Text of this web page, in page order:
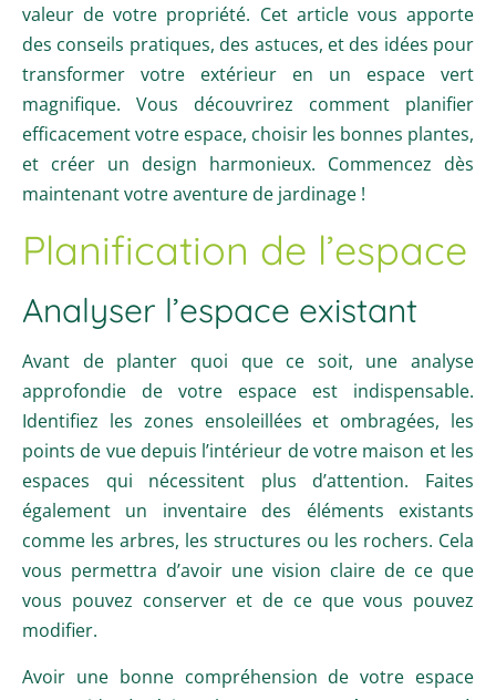
valeur de votre propriété. Cet article vous apporte
des conseils pratiques, des astuces, et des idées pour
transformer votre extérieur en un espace vert
magnifique. Vous découvrirez comment planifier
efficacement votre espace, choisir les bonnes plantes,
et créer un design harmonieux. Commencez dès
maintenant votre aventure de jardinage !
Planification de l’espace
Analyser l’espace existant
Avant de planter quoi que ce soit, une analyse
approfondie de votre espace est indispensable.
Identifiez les zones ensoleillées et ombragées, les
points de vue depuis l’intérieur de votre maison et les
espaces qui nécessitent plus d’attention. Faites
également un inventaire des éléments existants
comme les arbres, les structures ou les rochers. Cela
vous permettra d’avoir une vision claire de ce que
vous pouvez conserver et de ce que vous pouvez
modifier.
Avoir une bonne compréhension de votre espace